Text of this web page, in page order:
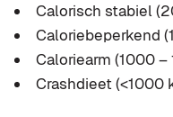
Calorisch stabiel
Caloriebeperkend
Caloriearm (1000
Crashdieet (<1000